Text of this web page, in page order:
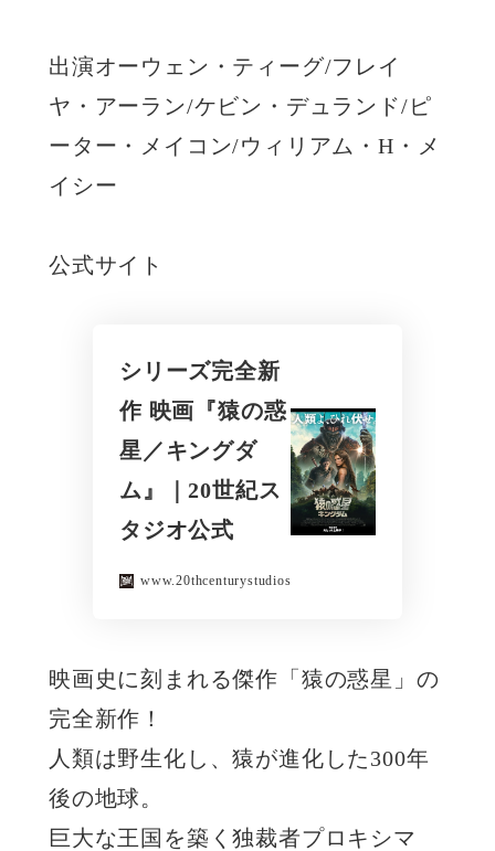
出演オーウェン・ティーグ/フレイ
ヤ・アーラン/ケビン・デュランド/ピ
ーター・メイコン/ウィリアム・H・メ
イシー
公式サイト
シリーズ完全新
作 映画『猿の惑
星／キングダ
ム』｜20世紀ス
タジオ公式
www.20thcenturystudios.jp
映画史に刻まれる傑作「猿の惑星」の
完全新作！
人類は野生化し、猿が進化した300年
後の地球。
巨大な王国を築く独裁者プロキシマ